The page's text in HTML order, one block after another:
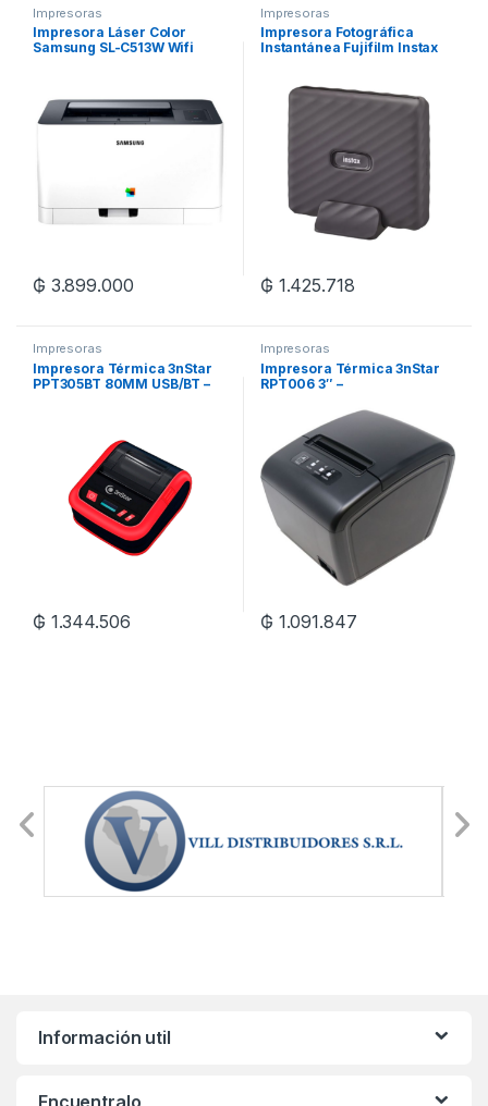
Impresoras
Impresora Láser Color
Samsung SL-C513W Wifi
₲ 3.899.000
Impresoras
Impresora Fotográfica
Instantánea Fujifilm Instax
₲ 1.425.718
Impresoras
Impresora Térmica 3nStar
PPT305BT 80MM USB/BT –
₲ 1.344.506
Impresoras
Impresora Térmica 3nStar
RPT006 3″ –
₲ 1.091.847
Información util